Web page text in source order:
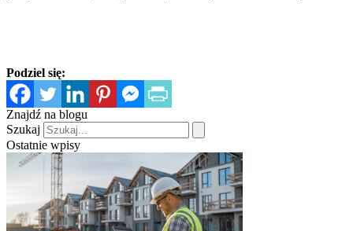
Podziel się:
Znajdź na blogu
Szukaj
Ostatnie wpisy